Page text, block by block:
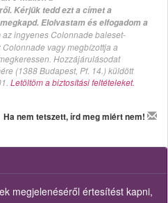
Kérjük tedd ezt a címet a
Elolvastam és elfogadom a
az ingyenes Colonnade baleset-
vagy megbízottja a
Hozzájárulásodat
(1388 Budapest, Pf. 14.) küldött
Letöltöm a biztosítási feltételeket.
Ha nem tetszett, írd meg miért nem!
megjelenéséről értesítést kapni,